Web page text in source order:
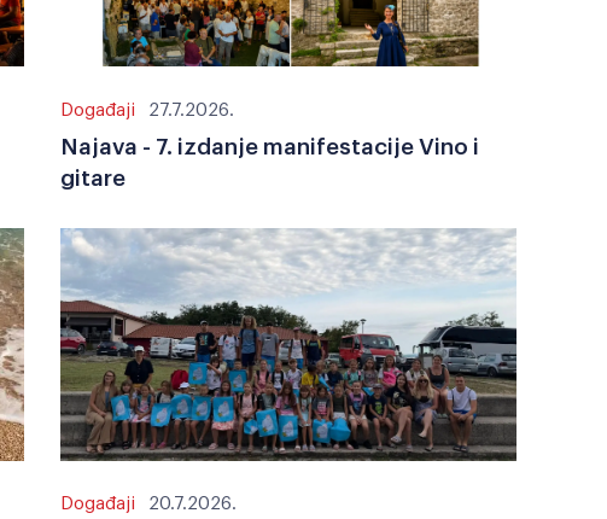
Događaji 27.7.2026.
Najava - 7. izdanje manifestacije Vino i
gitare
Događaji 20.7.2026.